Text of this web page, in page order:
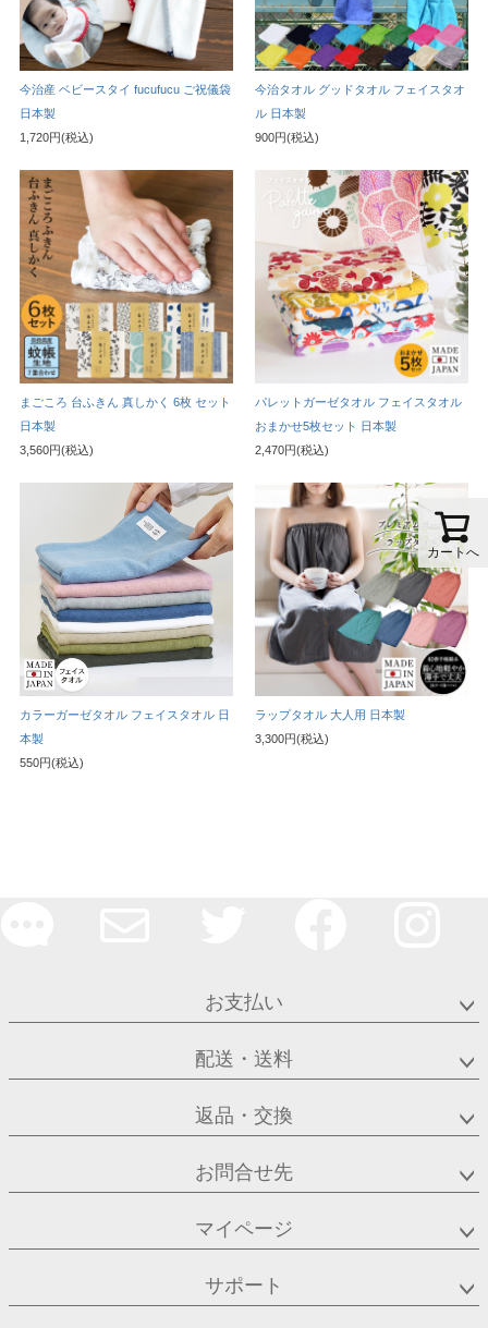
今治産 ベビースタイ fucufucu ご祝儀袋
日本製
1,720円(税込)
今治タオル グッドタオル フェイスタオ
ル 日本製
900円(税込)
まごころ 台ふきん 真しかく 6枚 セット
日本製
3,560円(税込)
パレットガーゼタオル フェイスタオル
おまかせ5枚セット 日本製
2,470円(税込)
カラーガーゼタオル フェイスタオル 日
本製
550円(税込)
ラップタオル 大人用 日本製
3,300円(税込)
お支払い
配送・送料
返品・交換
お問合せ先
マイページ
サポート
カートへ